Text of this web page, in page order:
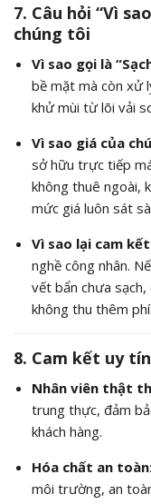
7. Câu hỏi “Vì
chúng tôi
Vì sao gọi là
bề mặt mà còn xử
khử mùi từ lõi vải
Vì sao giá của
sở hữu trực tiếp
không thuê ngoài,
mức giá luôn sát
Vì sao lại cam
nghề công nhân.
vết bẩn chưa
không thu thêm phí.
8. Cam kết uy
Nhân viên thật
trung thực, đảm
khách hàng.
Hóa chất an
môi trường, an